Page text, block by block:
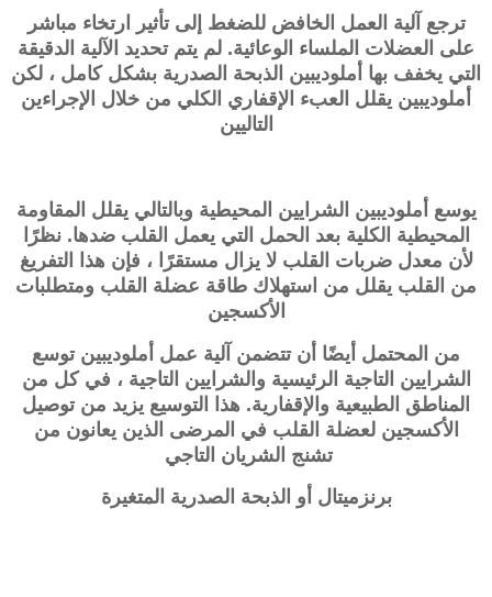
ترجع آلية العمل الخافض للضغط إلى تأثير ارتخاء مباشر
على العضلات الملساء الوعائية. لم يتم تحديد الآلية الدقيقة
التي يخفف بها أملوديبين الذبحة الصدرية بشكل كامل ، لكن
أملوديبين يقلل العبء الإقفاري الكلي من خلال الإجراءين
التاليين
يوسع أملوديبين الشرايين المحيطية وبالتالي يقلل المقاومة
المحيطية الكلية بعد الحمل التي يعمل القلب ضدها. نظرًا
لأن معدل ضربات القلب لا يزال مستقرًا ، فإن هذا التفريغ
من القلب يقلل من استهلاك طاقة عضلة القلب ومتطلبات
الأكسجين
من المحتمل أيضًا أن تتضمن آلية عمل أملوديبين توسع
الشرايين التاجية الرئيسية والشرايين التاجية ، في كل من
المناطق الطبيعية والإقفارية. هذا التوسيع يزيد من توصيل
الأكسجين لعضلة القلب في المرضى الذين يعانون من
تشنج الشريان التاجي
برنزميتال أو الذبحة الصدرية المتغيرة